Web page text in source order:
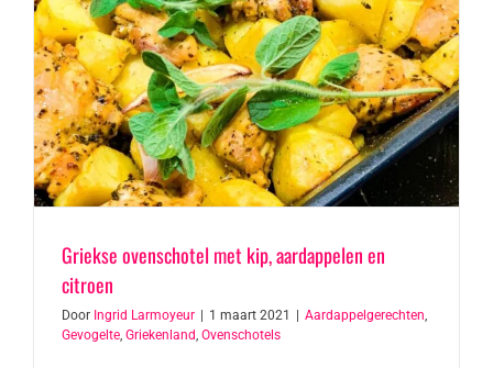
Griekse ovenschotel met kip, aardappelen en
citroen
Door Ingrid Larmoyeur 1 maart 2021 Aardappelgerechten,
Gevogelte, Griekenland, Ovenschotels